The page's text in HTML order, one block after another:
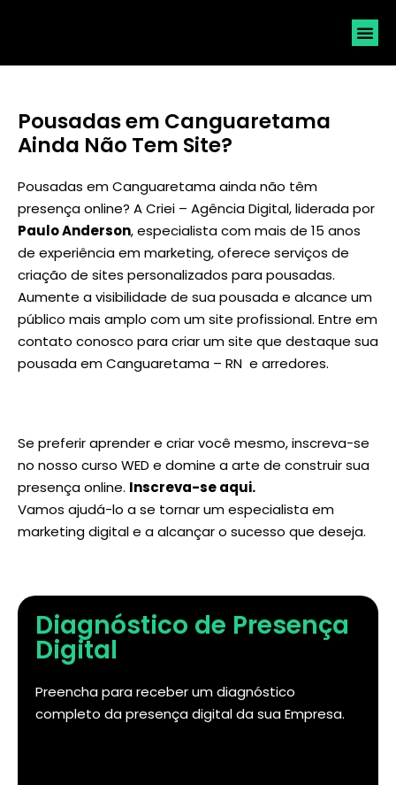
Pousadas em Canguaretama
Ainda Não Tem Site?
Pousadas em Canguaretama ainda não têm
presença online? A Criei – Agência Digital, liderada por
Paulo Anderson, especialista com mais de 15 anos
de experiência em marketing, oferece serviços de
criação de sites personalizados para pousadas.
Aumente a visibilidade de sua pousada e alcance um
público mais amplo com um site profissional. Entre em
contato conosco para criar um site que destaque sua
pousada em Canguaretama – RN e arredores.
Se preferir aprender e criar você mesmo, inscreva-se
no nosso curso WED e domine a arte de construir sua
presença online. Inscreva-se aqui.
Vamos ajudá-lo a se tornar um especialista em
marketing digital e a alcançar o sucesso que deseja.
Diagnóstico de Presença
Digital
Preencha para receber um diagnóstico
completo da presença digital da sua Empresa.